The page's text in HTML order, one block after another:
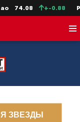
74.08 +-0.88
ЗВЕЗДЫ